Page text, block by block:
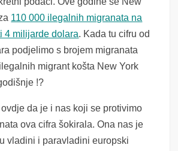
110 000 ilegalnih migranata na
4 milijarde dolara. Kada tu cifru od
podjelimo s brojem migranata
migrant košta New York
!?
da je i nas koji se protivimo
ova cifra šokirala. Ona nas je
vladini i paravladini europski